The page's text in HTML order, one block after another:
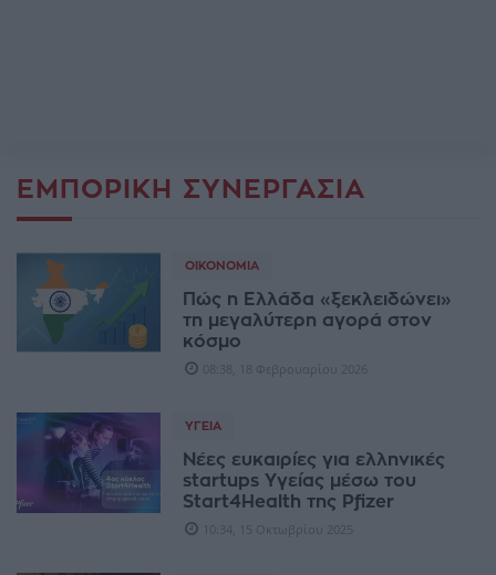
ΕΜΠΟΡΙΚΉ ΣΥΝΕΡΓΑΣΊΑ
ΟΙΚΟΝΟΜΊΑ
Πώς η Ελλάδα «ξεκλειδώνει»
τη μεγαλύτερη αγορά στον
κόσμο
08:38, 18 Φεβρουαρίου 2026
ΥΓΕΊΑ
Νέες ευκαιρίες για ελληνικές
startups Υγείας μέσω του
Start4Health της Pfizer
10:34, 15 Οκτωβρίου 2025